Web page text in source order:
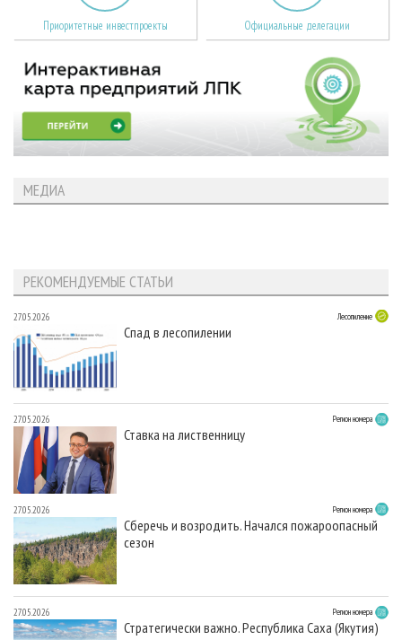
Приоритетные инвестпроекты Официальные делегации
МЕДИА
РЕКОМЕНДУЕМЫЕ СТАТЬИ
27.05.2026 Лесопиление
Спад в лесопилении
27.05.2026 Регион номера
Ставка на лиственницу
27.05.2026 Регион номера
Сберечь и возродить. Начался пожароопасный
сезон
27.05.2026 Регион номера
Стратегически важно. Республика Саха (Якутия)